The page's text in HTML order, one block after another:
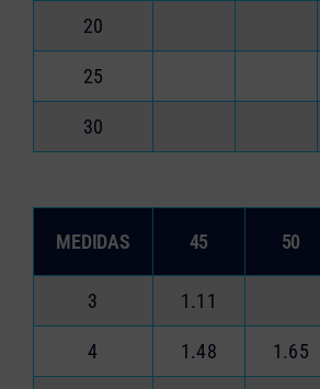
20
25
30
MEDIDAS 45 50
3 1.11
4 1.48 1.65